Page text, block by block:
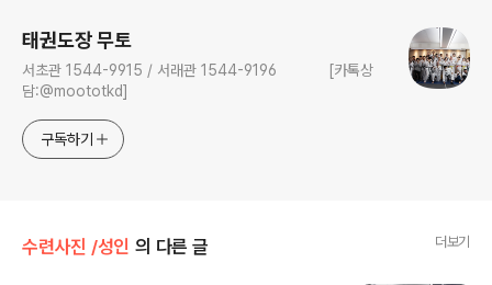
태권도장 무토
서초관 1544-9915 / 서래관 1544-9196 [카톡상
담:@moototkd]
구독하기
수련사진 /성인 의 다른 글 더보기